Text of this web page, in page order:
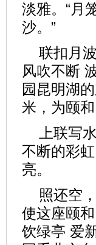
淡雅。“月
沙。”
联扣月
风吹不断
园昆明湖
米，为颐和
上联写
不断的彩
亮。
照还空
使这座颐
饮绿亭 爱